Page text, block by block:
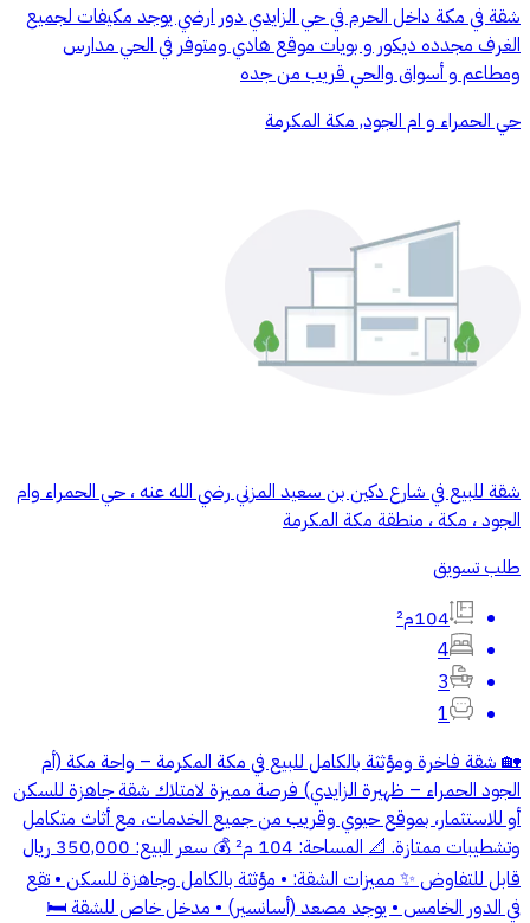
شقة في مكة داخل الحرم في حي الزايدي دور ارضي يوجد مكيفات لجميع
الغرف مجدده ديكور و بويات موقع هادي ومتوفر في الحي مدارس
ومطاعم و أسواق والحي قريب من جده
حي الحمراء و ام الجود, مكة المكرمة
شقة للبيع في شارع دكين بن سعيد المزني رضي الله عنه ، حي الحمراء وام
الجود ، مكة ، منطقة مكة المكرمة
طلب تسويق
104م²
4
3
1
🏡 شقة فاخرة ومؤثثة بالكامل للبيع في مكة المكرمة – واحة مكة (أم
الجود الحمراء – ظهيرة الزايدي) فرصة مميزة لامتلاك شقة جاهزة للسكن
أو للاستثمار، بموقع حيوي وقريب من جميع الخدمات، مع أثاث متكامل
وتشطيبات ممتازة. 📐 المساحة: 104 م² 💰 سعر البيع: 350,000 ريال
قابل للتفاوض ✨ مميزات الشقة: • مؤثثة بالكامل وجاهزة للسكن • تقع
في الدور الخامس • يوجد مصعد (أسانسير) • مدخل خاص للشقة 🛏️